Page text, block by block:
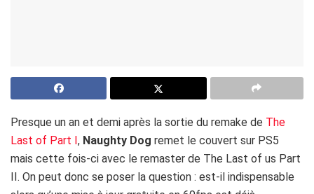
Presque un an et demi après la sortie du remake de The
Last of Part I, Naughty Dog remet le couvert sur PS5
mais cette fois-ci avec le remaster de The Last of us Part
II. On peut donc se poser la question : est-il indispensable